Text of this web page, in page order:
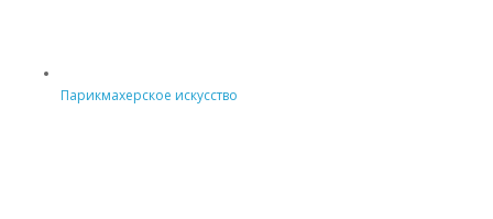
Парикмахерское искусство